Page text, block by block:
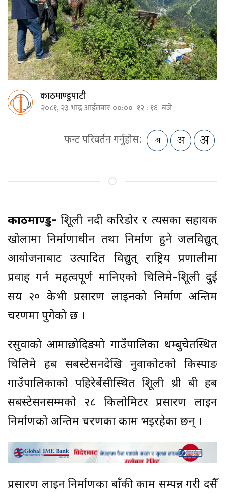
काठमाण्डुपाटी
२०८१, २३ भाद्र आईतबार ००:०० १२ : १६ बजे
फन्ट परिवर्तन गर्नुहोस:
काठमाण्डु– त्रिशूली नदी करिडोर र त्यसका सहायक
खोलामा निर्माणाधीन तथा निर्माण हुने जलविद्युत्
आयोजनाबाट उत्पादित विद्युत् राष्ट्रिय प्रणालीमा
प्रवाह गर्न महत्वपूर्ण मानिएको चिलिमे–त्रिशूली दुई
सय २० केभी प्रसारण लाइनको निर्माण अन्तिम
चरणमा पुगेको छ ।
रसुवाको आमाछोदिङमो गाउँपालिका थम्बुचेतस्थित
चिलिमे हब सबस्टेसनदेखि नुवाकोटको किस्पाङ
गाउँपालिकाको पहिरेबेंंसीस्थित त्रिशूली थ्री बी हब
सबस्टेसनसम्मको २८ किलोमिटर प्रसारण लाइन
निर्माणको अन्तिम चरणका काम भइरहेका छन् ।
प्रसारण लाइन निर्माणका बाँकी काम सम्पन्न गरी दसैँ